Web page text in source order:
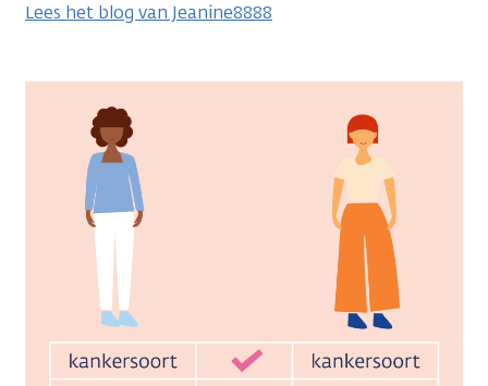
Lees het blog van Jeanine8888